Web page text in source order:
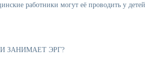
работники могут её проводить у детей
ЗАНИМАЕТ ЭРГ?